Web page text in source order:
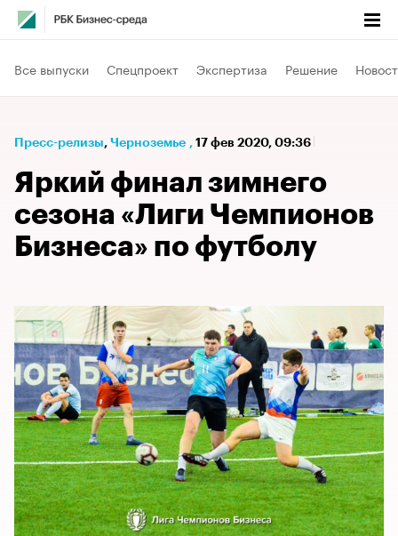
Все выпуски Спецпроект Экспертиза Решение
Пресс-релизы⁠, Черноземье , 17 фев 2020, 09:36
Яркий финал зимнего
сезона «Лиги Чемпионов
Бизнеса» по футболу